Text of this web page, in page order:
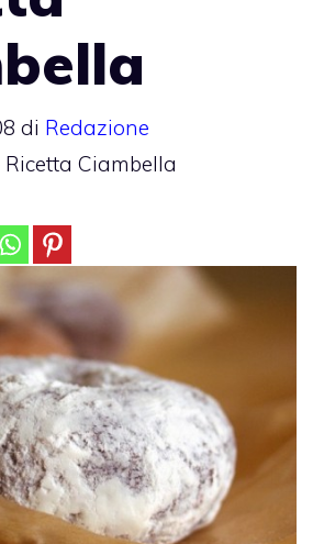
di Redazione
Ricetta Ciambella